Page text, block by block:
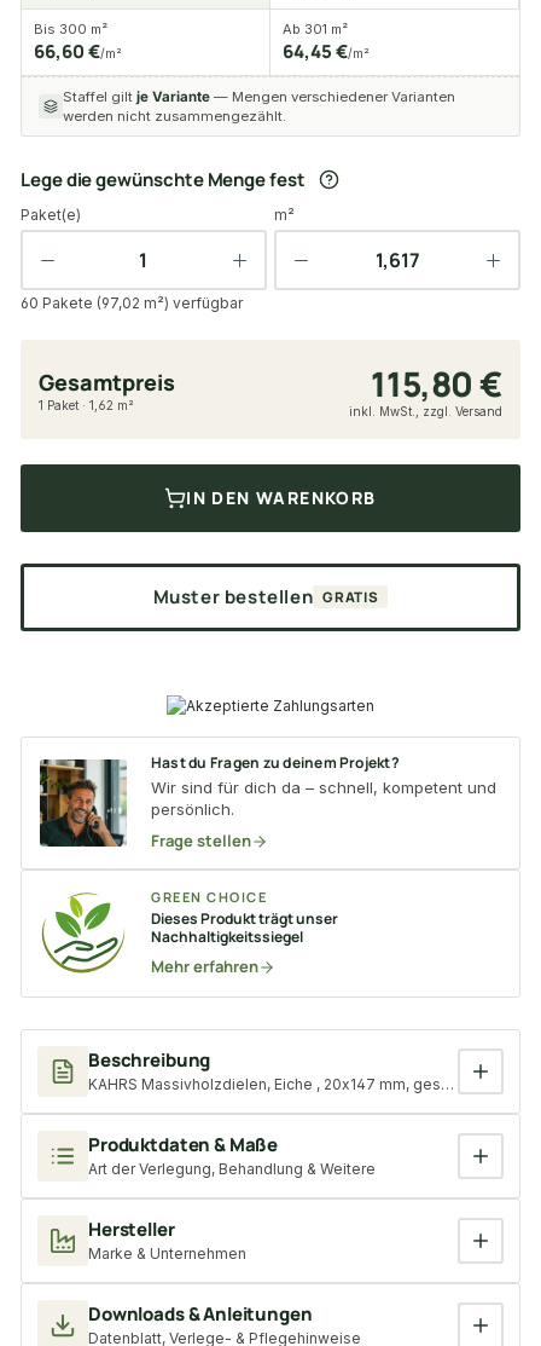
Beschreibung
KAHRS Massivholzdielen, Eiche , 20x147 mm, geschliffen,
Produktdaten & Maße
Art der Verlegung, Behandlung & Weitere
Hersteller
Marke & Unternehmen
Downloads & Anleitungen
Datenblatt, Verlege- & Pflegehinweise
Bis 300 m²
66,60 €/m²
Ab 301 m²
64,45 €/m²
Staffel gilt je Variante — Mengen verschiedener Varianten
werden nicht zusammengezählt.
Lege die gewünschte Menge fest
Paket(e) m²
60 Pakete (97,02 m²) verfügbar
Gesamtpreis 115,80 €
1 Paket · 1,62 m² inkl. MwSt., zzgl. Versand
IN DEN WARENKORB
Muster bestellen GRATIS
Hast du Fragen zu deinem Projekt?
Wir sind für dich da – schnell, kompetent und
persönlich.
Frage stellen
GREEN CHOICE
Dieses Produkt trägt unser
Nachhaltigkeitssiegel
Mehr erfahren